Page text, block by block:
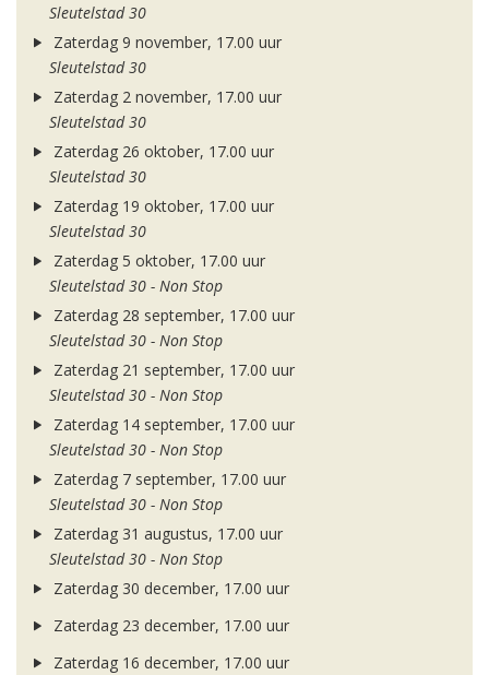
Sleutelstad 30
Zaterdag 9 november, 17.00 uur
Sleutelstad 30
Zaterdag 2 november, 17.00 uur
Sleutelstad 30
Zaterdag 26 oktober, 17.00 uur
Sleutelstad 30
Zaterdag 19 oktober, 17.00 uur
Sleutelstad 30
Zaterdag 5 oktober, 17.00 uur
Sleutelstad 30 - Non Stop
Zaterdag 28 september, 17.00 uur
Sleutelstad 30 - Non Stop
Zaterdag 21 september, 17.00 uur
Sleutelstad 30 - Non Stop
Zaterdag 14 september, 17.00 uur
Sleutelstad 30 - Non Stop
Zaterdag 7 september, 17.00 uur
Sleutelstad 30 - Non Stop
Zaterdag 31 augustus, 17.00 uur
Sleutelstad 30 - Non Stop
Zaterdag 30 december, 17.00 uur
Zaterdag 23 december, 17.00 uur
Zaterdag 16 december, 17.00 uur